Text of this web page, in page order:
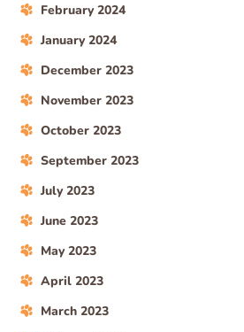
February 2024
January 2024
December 2023
November 2023
October 2023
September 2023
July 2023
June 2023
May 2023
April 2023
March 2023